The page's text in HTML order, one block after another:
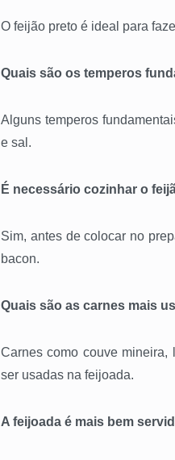
O feijão preto é ideal para
Quais são os temperos
Alguns temperos
e sal.
É necessário cozinhar o
Sim, antes de colocar no
bacon.
Quais são as carnes mais
Carnes como couve mineira,
ser usadas na feijoada.
A feijoada é mais bem